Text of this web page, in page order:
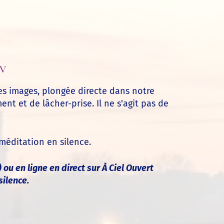
images, plongée directe dans notre
et de lâcher-prise. Il ne s'agit pas de
en silence.
en ligne en direct sur À Ciel Ouvert